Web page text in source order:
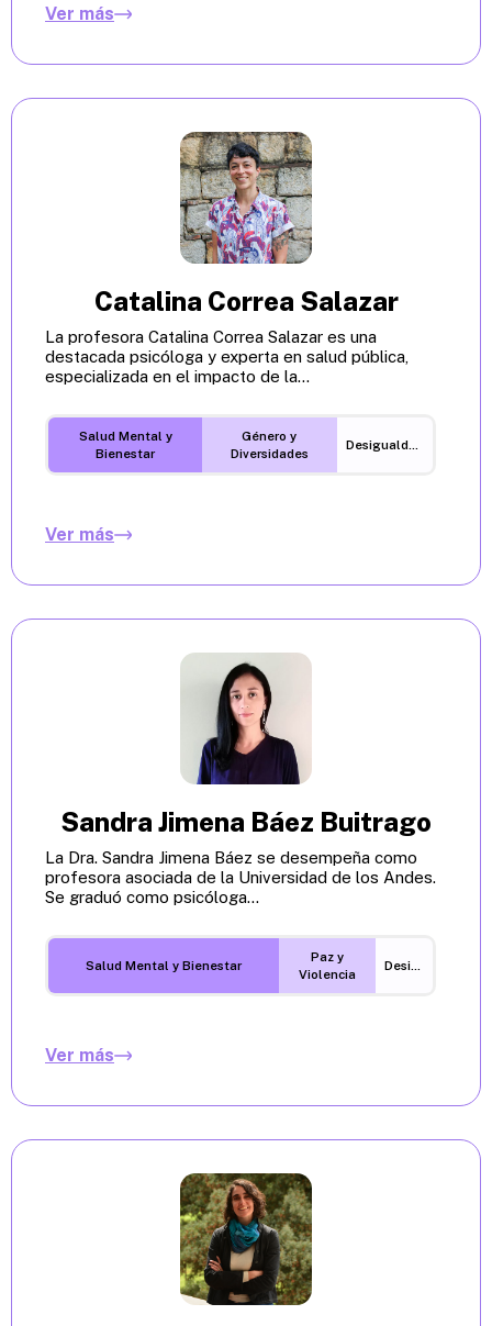
Ver más
Catalina Correa Salazar
La profesora Catalina Correa Salazar es una
destacada psicóloga y experta en salud pública,
especializada en el impacto de la...
Salud Mental y
Bienestar
Género y
Diversidades
Desigualdades
Ver más
Sandra Jimena Báez Buitrago
La Dra. Sandra Jimena Báez se desempeña como
profesora asociada de la Universidad de los Andes.
Se graduó como psicóloga...
Salud Mental y Bienestar
Paz y
Violencia
Desigualdades
Ver más